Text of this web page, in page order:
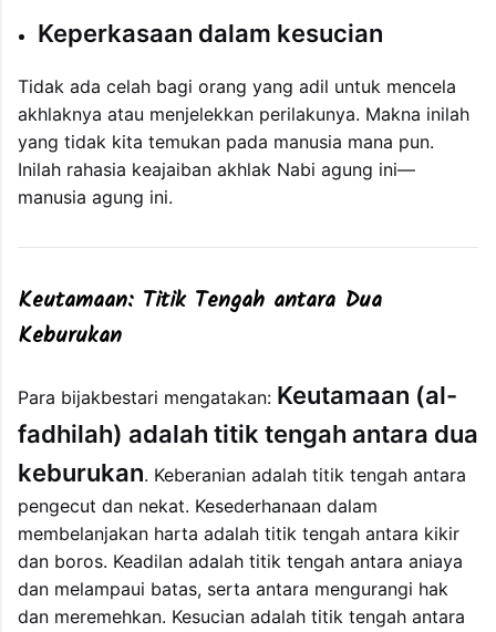
Keperkasaan dalam kesucian
Tidak ada celah bagi orang yang adil untuk mencela
akhlaknya atau menjelekkan perilakunya. Makna inilah
yang tidak kita temukan pada manusia mana pun.
Inilah rahasia keajaiban akhlak Nabi agung ini—
manusia agung ini.
Keutamaan: Titik Tengah antara Dua
Keburukan
Para bijakbestari mengatakan: Keutamaan (al-
fadhilah) adalah titik tengah antara dua
keburukan. Keberanian adalah titik tengah antara
pengecut dan nekat. Kesederhanaan dalam
membelanjakan harta adalah titik tengah antara kikir
dan boros. Keadilan adalah titik tengah antara aniaya
dan melampaui batas, serta antara mengurangi hak
dan meremehkan. Kesucian adalah titik tengah antara